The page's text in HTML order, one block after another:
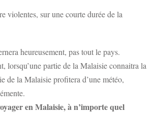
violentes, sur une courte durée de la
heureusement, pas tout le pays.
lorsqu’une partie de la Malaisie connaitra la
de la Malaisie profitera d’une météo,
en Malaisie, à n’importe quel